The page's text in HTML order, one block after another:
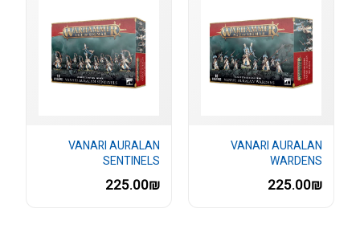
VANARI AURALAN
WARDENS
225.00₪
VANARI AURALAN
SENTINELS
225.00₪